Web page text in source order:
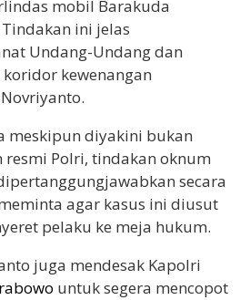
mobil Barakuda
ini jelas
Undang-Undang dan
kewenangan
meskipun diyakini bukan
Polri, tindakan oknum
secara
agar kasus ini diusut
pelaku ke meja hukum.
juga mendesak Kapolri
untuk segera mencopot